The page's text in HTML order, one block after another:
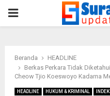
PRIMARY
Beranda
HEADLINE
Berkas Perkara Tidak
Cheow Tjio Koeswoyo Kadarna
HEADLINE HUKUM & KRIMINAL